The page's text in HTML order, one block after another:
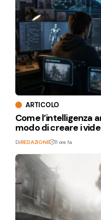
ARTICOLO
Come l’intelligenza
modo di creare i
DiREDAZIONE 11 ore fa